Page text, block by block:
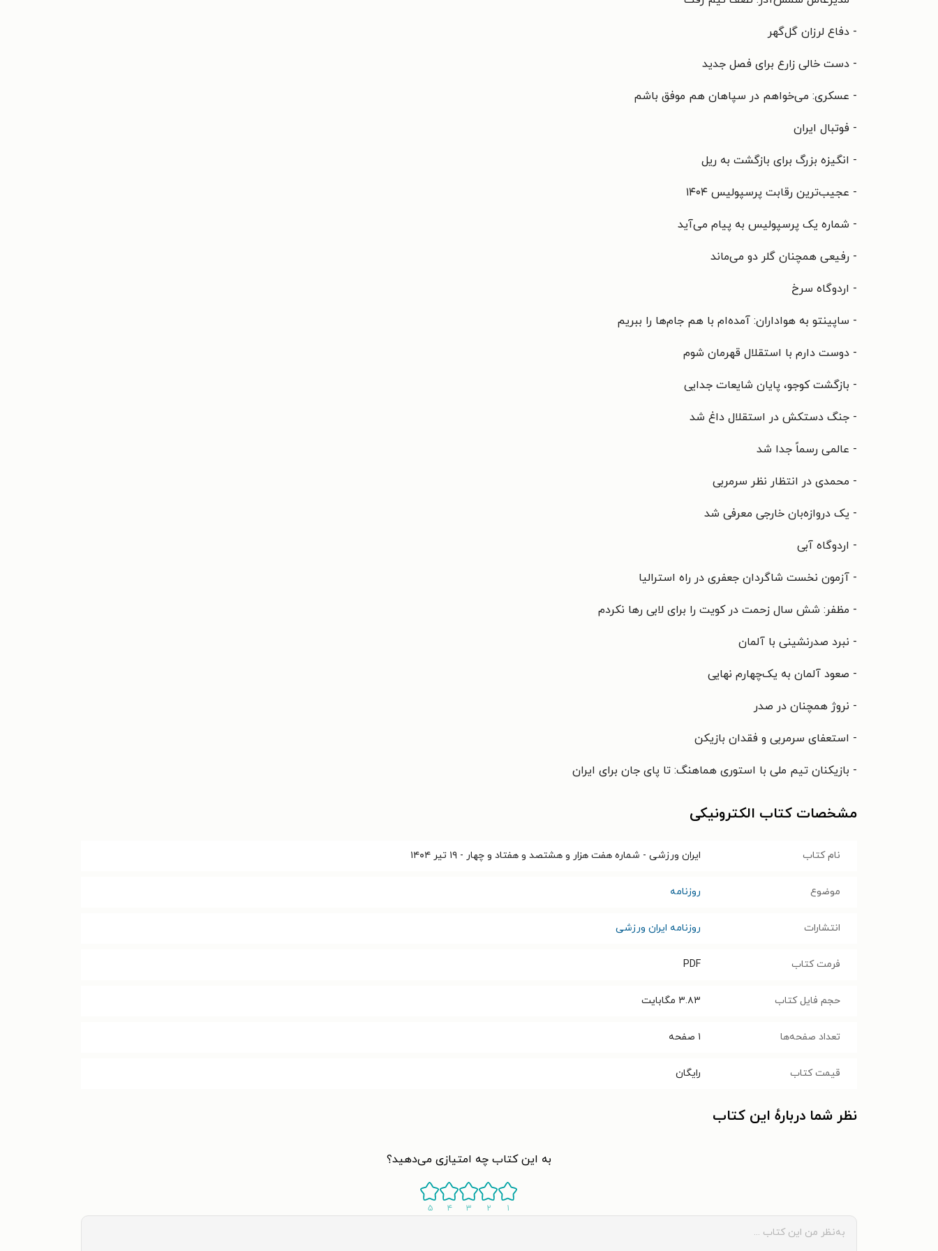
- دفاع لرزان گل‌گهر
- دست خالی زارع برای فصل جدید
- عسکری: می‌خواهم در سپاهان هم موفق باشم
- فوتبال ایران
- انگیزه بزرگ برای بازگشت به ریل
- عجیب‌ترین رقابت پرسپولیس ۱۴۰۴
- شماره یک پرسپولیس به پیام می‌آید
- رفیعی همچنان گلر دو می‌ماند
- اردوگاه سرخ
- ساپینتو به هواداران: آمده‌ام با هم جام‌ها را ببریم
- دوست دارم با استقلال قهرمان شوم
- بازگشت کوجو، پایان شایعات جدایی
- جنگ دستکش در استقلال داغ شد
- عالمی رسماً جدا شد
- محمدی در انتظار نظر سرمربی
- یک دروازه‌بان خارجی معرفی شد
- اردوگاه آبی
- آزمون نخست شاگردان جعفری در راه استرالیا
- مظفر: شش سال زحمت در کویت را برای لابی رها نکردم
- نبرد صدرنشینی با آلمان
- صعود آلمان به یک‌چهارم نهایی
- نروژ همچنان در صدر
- استعفای سرمربی و فقدان بازیکن
- بازیکنان تیم ملی با استوری هماهنگ: تا پای جان برای ایران
مشخصات کتاب الکترونیکی
نام کتاب ایران ورزشی - شماره هفت هزار و هشتصد و هفتاد و چهار - ۱۹ تیر ۱۴۰۴
موضوع روزنامه
انتشارات روزنامه ایران ورزشی
فرمت کتاب PDF
حجم فایل کتاب ۳.۸۳ مگابایت
تعداد صفحه‌ها ۱ صفحه
قیمت کتاب رایگان
نظر شما دربارهٔ این کتاب
به این کتاب چه امتیازی می‌دهید؟
۱ ۲ ۳ ۴ ۵